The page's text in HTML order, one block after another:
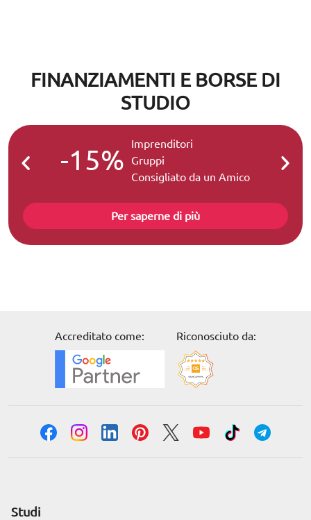
FINANZIAMENTI E BORSE DI
STUDIO
-15%
Imprenditori
Gruppi
Consigliato da un Amico
-
Per saperne di più
Accreditato come: Riconosciuto da:
Studi